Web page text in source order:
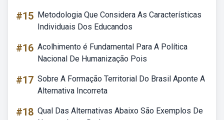
#15 Metodologia Que Considera As Características
Individuais Dos Educandos
#16 Acolhimento é Fundamental Para A Política
Nacional De Humanização Pois
#17 Sobre A Formação Territorial Do Brasil Aponte A
Alternativa Incorreta
#18 Qual Das Alternativas Abaixo São Exemplos De